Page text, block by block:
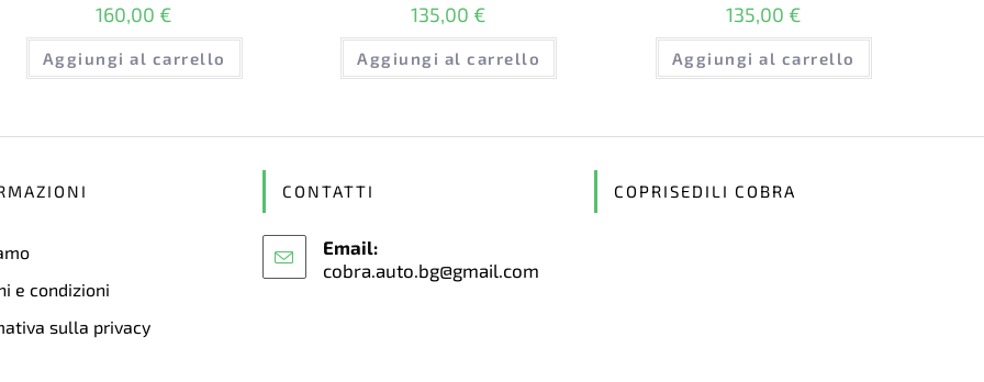
160,00 €
Aggiungi al carrello
135,00 €
Aggiungi al carrello
135,00 €
Aggiungi al carrello
e condizioni
sulla privacy
CONTATTI
Email:
cobra.auto.bg@gmail.comOpens
COPRISEDILI COBRA